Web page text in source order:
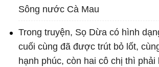
Sông nước Cà Mau
Trong truyện, Sọ Dừa có hình
cuối cùng đã được trút bỏ lốt,
hạnh phúc, còn hai cô chị thì phải